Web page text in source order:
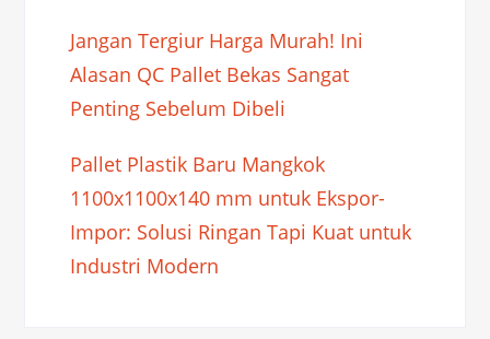
Jangan Tergiur Harga Murah! Ini
Alasan QC Pallet Bekas Sangat
Penting Sebelum Dibeli
Pallet Plastik Baru Mangkok
1100x1100x140 mm untuk Ekspor-
Impor: Solusi Ringan Tapi Kuat untuk
Industri Modern